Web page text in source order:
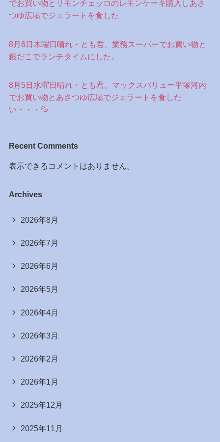
でお買い物とリモンチェッロのレモンケーキ購入しあさ
つゆ広場でジェラートを食した
8月6日木曜日晴れ・とも君、業務スーパーでお買い物と
銀だこでランチタイムにした。
8月5日水曜日晴れ・とも君、マックスバリュー平塚河内
でお買い物とあさつゆ広場でジェラートを食した
い・・・💦
Recent Comments
表示できるコメントはありません。
Archives
2026年8月
2026年7月
2026年6月
2026年5月
2026年4月
2026年3月
2026年2月
2026年1月
2025年12月
2025年11月